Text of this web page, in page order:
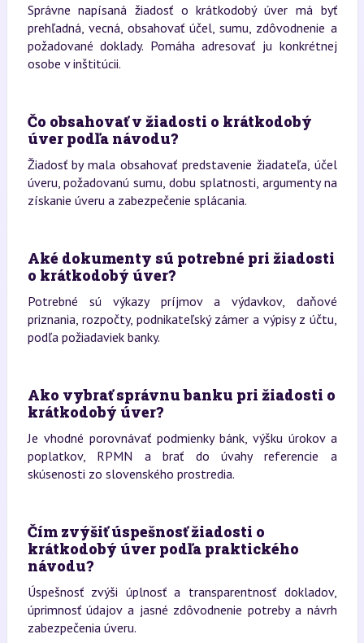
Správne napísaná žiadosť o krátkodobý úver má byť
prehľadná, vecná, obsahovať účel, sumu, zdôvodnenie a
požadované doklady. Pomáha adresovať ju konkrétnej
osobe v inštitúcii.
Čo obsahovať v žiadosti o krátkodobý
úver podľa návodu?
Žiadosť by mala obsahovať predstavenie žiadateľa, účel
úveru, požadovanú sumu, dobu splatnosti, argumenty na
získanie úveru a zabezpečenie splácania.
Aké dokumenty sú potrebné pri žiadosti
o krátkodobý úver?
Potrebné sú výkazy príjmov a výdavkov, daňové
priznania, rozpočty, podnikateľský zámer a výpisy z účtu,
podľa požiadaviek banky.
Ako vybrať správnu banku pri žiadosti o
krátkodobý úver?
Je vhodné porovnávať podmienky bánk, výšku úrokov a
poplatkov, RPMN a brať do úvahy referencie a
skúsenosti zo slovenského prostredia.
Čím zvýšiť úspešnosť žiadosti o
krátkodobý úver podľa praktického
návodu?
Úspešnosť zvýši úplnosť a transparentnosť dokladov,
úprimnosť údajov a jasné zdôvodnenie potreby a návrh
zabezpečenia úveru.